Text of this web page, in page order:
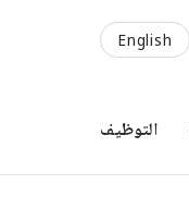
التوظيف
English